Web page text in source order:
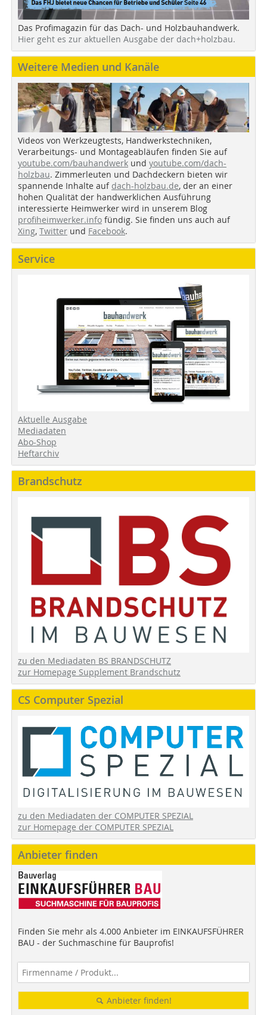
Das Profimagazin für das Dach- und Holzbauhandwerk.
Hier geht es zur aktuellen Ausgabe der dach+holzbau.
Weitere Medien und Kanäle
Videos von Werkzeugtests, Handwerkstechniken,
Verarbeitungs- und Montageabläufen finden Sie auf
youtube.com/bauhandwerk und youtube.com/dach-
holzbau. Zimmerleuten und Dachdeckern bieten wir
spannende Inhalte auf dach-holzbau.de, der an einer
hohen Qualität der handwerklichen Ausführung
interessierte Heimwerker wird in unserem Blog
profiheimwerker.info fündig. Sie finden uns auch auf
Xing, Twitter und Facebook.
Service
Aktuelle Ausgabe
Mediadaten
Abo-Shop
Heftarchiv
Brandschutz
zu den Mediadaten BS BRANDSCHUTZ
zur Homepage Supplement Brandschutz
CS Computer Spezial
zu den Mediadaten der COMPUTER SPEZIAL
zur Homepage der COMPUTER SPEZIAL
Anbieter finden
Finden Sie mehr als 4.000 Anbieter im EINKAUFSFÜHRER
BAU - der Suchmaschine für Bauprofis!
Anbieter finden!